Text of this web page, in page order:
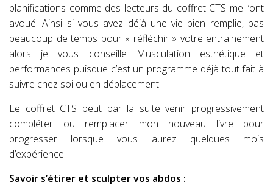
planifications comme des lecteurs du coffret CTS me l’ont
avoué. Ainsi si vous avez déjà une vie bien remplie, pas
beaucoup de temps pour « réfléchir » votre entrainement
alors je vous conseille Musculation esthétique et
performances puisque c’est un programme déjà tout fait à
suivre chez soi ou en déplacement.
Le coffret CTS peut par la suite venir progressivement
compléter ou remplacer mon nouveau livre pour
progresser lorsque vous aurez quelques mois
d’expérience.
Savoir s’étirer et sculpter vos abdos :